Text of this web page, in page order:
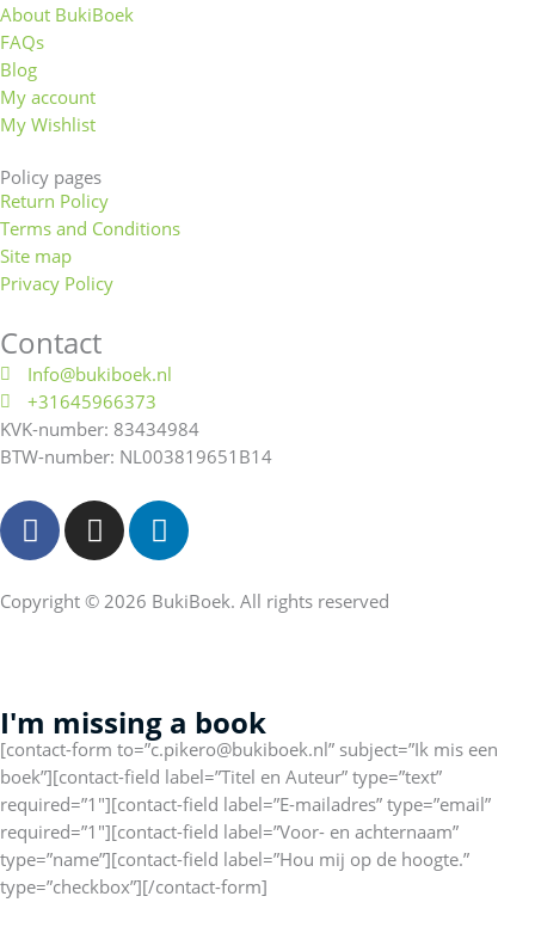
About BukiBoek
FAQs
Blog
My account
My Wishlist
Policy pages
Return Policy
Terms and Conditions
Site map
Privacy Policy
Contact
Info@bukiboek.nl
+31645966373
KVK-number: 83434984
BTW-number: NL003819651B14
F
a
c
e
k
f
I
n
s
t
a
m
L
i
n
k
n
Copyright © 2026 BukiBoek. All rights reserved
I'm missing a book
[contact-form to=”c.pikero@bukiboek.nl” subject=”Ik mis een
boek”][contact-field label=”Titel en Auteur” type=”text”
required=”1″][contact-field label=”E-mailadres” type=”email”
required=”1″][contact-field label=”Voor- en achternaam”
type=”name”][contact-field label=”Hou mij op de hoogte.”
type=”checkbox”][/contact-form]